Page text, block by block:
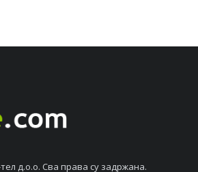
д.о.о. Сва права су задржана.